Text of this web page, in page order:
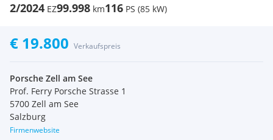
2/2024 EZ99.998 km116 PS (85 kW)
€ 19.800 Verkaufspreis
Porsche Zell am See
Prof. Ferry Porsche Strasse 1
5700 Zell am See
Salzburg
Firmenwebsite